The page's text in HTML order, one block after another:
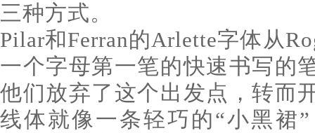
三种方式。
Pilar和Ferran的Arlette字体从
一个字母第一笔的快速书写的
他们放弃了这个出发点，转而
线体就像一条轻巧的“小黑裙